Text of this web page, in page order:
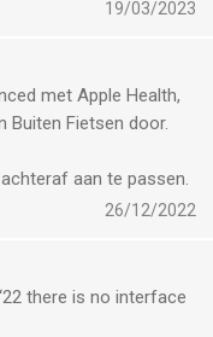
again to see the
love to train without
that lets me know
19/03/2023
met Apple Health,
Buiten Fietsen door.
aan te passen.
26/12/2022
there is no interface